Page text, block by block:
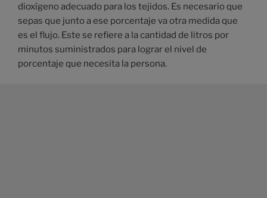
dioxígeno adecuado para los tejidos. Es necesario que
sepas que junto a ese porcentaje va otra medida que
es el flujo. Este se refiere a la cantidad de litros por
minutos suministrados para lograr el nivel de
porcentaje que necesita la persona.